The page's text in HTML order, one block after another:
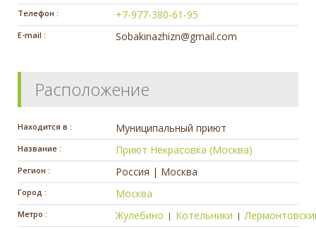
Телефон : +7-977-380-61-95
E-mail : Sobakinazhizn@gmail.com
Расположение
Находится в : Муниципальный приют
Название : Приют Некрасовка (Москва)
Регион : Россия | Москва
Город : Москва
Метро : Жулебино | Котельники |